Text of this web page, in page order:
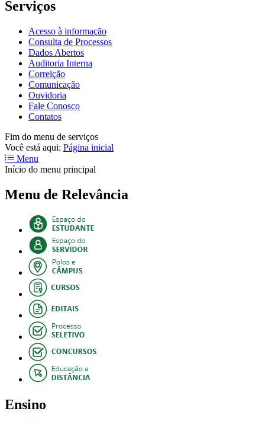
Serviços
Acesso à informação
Consulta de Processos
Dados Abertos
Auditoria Interna
Correição
Comunicação
Ouvidoria
Fale Conosco
Contatos
Fim do menu de serviços
Você está aqui: Página inicial
Menu
Início do menu principal
Menu de Relevância
Ensino